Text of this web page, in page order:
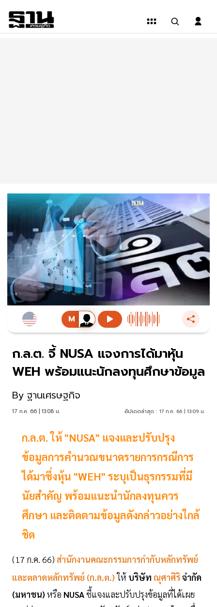
ก.ล.ต. จี้ NUSA แจงการได้มาหุ้น
WEH พร้อมแนะนักลงทุนศึกษาข้อมูล
By ฐานเศรษฐกิจ
17 ก.ค. 66 | 13:08 น. อัปเดตล่าสุด : 17 ก.ค. 66 | 13:09 น.
ก.ล.ต. ให้ "NUSA" แจงและปรับปรุง
ข้อมูลการคำนวณขนาดรายการกรณีการ
ได้มาซึ่งหุ้น "WEH" ระบุเป็นธุรกรรมที่มี
นัยสำคัญ พร้อมแนะนำนักลงทุนควร
ศึกษา และติดตามข้อมูลดังกล่าวอย่างใกล้
ชิด
(17 ก.ค. 66) สำนักงานคณะกรรมการกำกับหลักทรัพย์
และตลาดหลักทรัพย์ (ก.ล.ต.) ให้ บริษัท ณุศาศิริจำกัด
(มหาชน) หรือ NUSAชี้แจงและปรับปรุงข้อมูลที่ได้เผย